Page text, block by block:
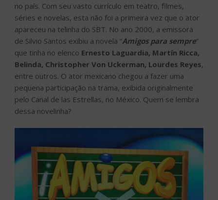
no país. Com seu vasto currículo em teatro, filmes,
séries e novelas, esta não foi a primeira vez que o ator
apareceu na telinha do SBT. No ano 2000, a emissora
de Silvio Santos exibiu a novela “Amigos para sempre”
que tinha no elenco Ernesto Laguardia, Martín Ricca,
Belinda, Christopher Von Uckerman, Lourdes Reyes,
entre outros. O ator mexicano chegou a fazer uma
pequena participação na trama, exibida originalmente
pelo Canal de las Estrellas, no México. Quem se lembra
dessa novelinha?